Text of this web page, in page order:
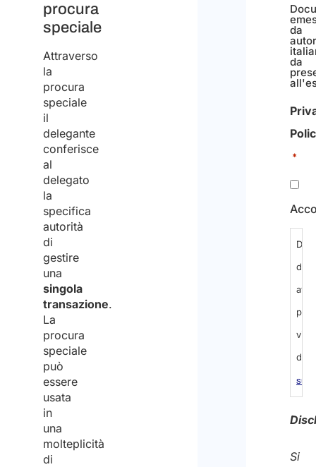
procura
speciale
Attraverso
la
procura
speciale
il
delegante
conferisce
al
delegato
la
specifica
autorità
di
gestire
una
singola
transazione.
La
procura
speciale
può
essere
usata
in
una
molteplicità
di
da
da
*
di
aver
dell’
sul
dei
dati
Si